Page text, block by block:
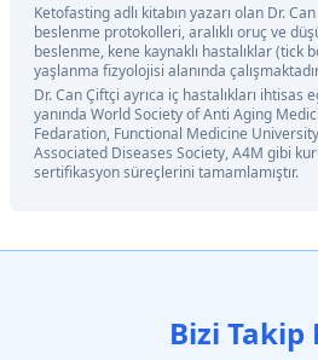
Ketofasting adlı kitabın yazarı olan Dr.
beslenme protokolleri, aralıklı oruç ve
beslenme, kene kaynaklı hastalıklar (tick
yaşlanma fizyolojisi alanında
Dr. Can Çiftçi ayrıca iç hastalıkları
yanında World Society of Anti Aging
Fedaration, Functional Medicine
Associated Diseases Society, A4M gibi
sertifikasyon süreçlerini tamamlamıştır.
Bizi Takip